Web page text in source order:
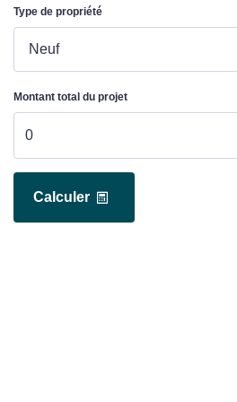
Type de propriété
Montant total du projet
Calculer